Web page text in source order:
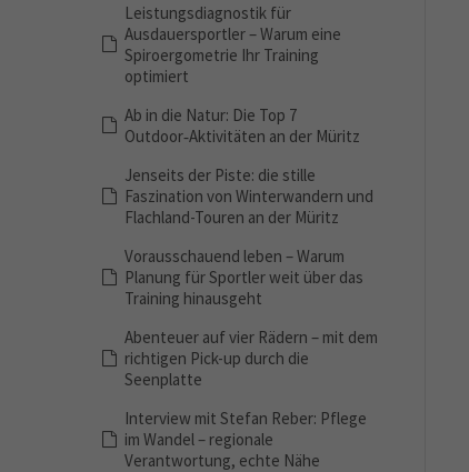
Leistungsdiagnostik für
Ausdauersportler – Warum eine
Spiroergometrie Ihr Training
optimiert
Ab in die Natur: Die Top 7
Outdoor‑Aktivitäten an der Müritz
Jenseits der Piste: die stille
Faszination von Winterwandern und
Flachland-Touren an der Müritz
Vorausschauend leben – Warum
Planung für Sportler weit über das
Training hinausgeht
Abenteuer auf vier Rädern – mit dem
richtigen Pick-up durch die
Seenplatte
Interview mit Stefan Reber: Pflege
im Wandel – regionale
Verantwortung, echte Nähe